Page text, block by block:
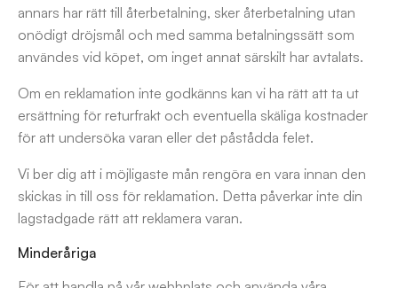
annars har rätt till återbetalning, sker återbetalning utan
onödigt dröjsmål och med samma betalningssätt som
användes vid köpet, om inget annat särskilt har avtalats.
Om en reklamation inte godkänns kan vi ha rätt att ta ut
ersättning för returfrakt och eventuella skäliga kostnader
för att undersöka varan eller det påstådda felet.
Vi ber dig att i möjligaste mån rengöra en vara innan den
skickas in till oss för reklamation. Detta påverkar inte din
lagstadgade rätt att reklamera varan.
Minderåriga